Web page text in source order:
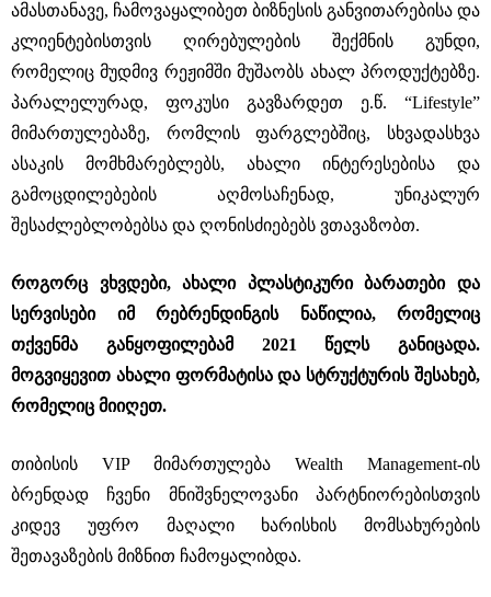
ამასთანავე, ჩამოვაყალიბეთ ბიზნესის განვითარებისა და
კლიენტებისთვის ღირებულების შექმნის გუნდი,
რომელიც მუდმივ რეჟიმში მუშაობს ახალ პროდუქტებზე.
პარალელურად, ფოკუსი გავზარდეთ ე.წ. “Lifestyle”
მიმართულებაზე, რომლის ფარგლებშიც, სხვადასხვა
ასაკის მომხმარებლებს, ახალი ინტერესებისა და
გამოცდილებების აღმოსაჩენად, უნიკალურ
შესაძლებლობებსა და ღონისძიებებს ვთავაზობთ.
როგორც ვხვდები, ახალი პლასტიკური ბარათები და
სერვისები იმ რებრენდინგის ნაწილია, რომელიც
თქვენმა განყოფილებამ 2021 წელს განიცადა.
მოგვიყევით ახალი ფორმატისა და სტრუქტურის შესახებ,
რომელიც მიიღეთ.
თიბისის VIP მიმართულება Wealth Management-ის
ბრენდად ჩვენი მნიშვნელოვანი პარტნიორებისთვის
კიდევ უფრო მაღალი ხარისხის მომსახურების
შეთავაზების მიზნით ჩამოყალიბდა.